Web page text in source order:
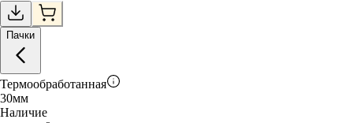
Пачки
Термообработанная
30мм
Наличие